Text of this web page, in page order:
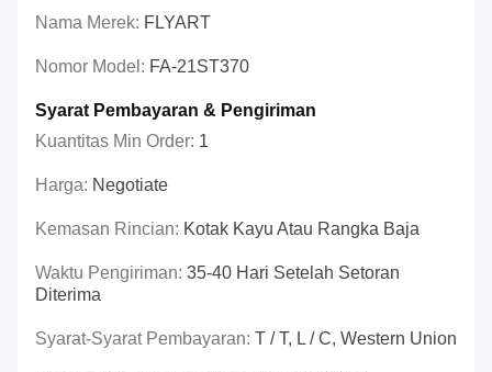
Nama Merek: FLYART
Nomor Model: FA-21ST370
Syarat Pembayaran & Pengiriman
Kuantitas Min Order: 1
Harga: Negotiate
Kemasan Rincian: Kotak Kayu Atau Rangka Baja
Waktu Pengiriman: 35-40 Hari Setelah Setoran
Diterima
Syarat-Syarat Pembayaran: T / T, L / C, Western Union